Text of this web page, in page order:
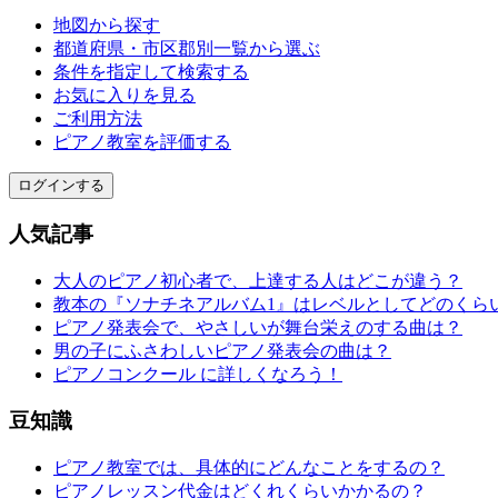
地図から探す
都道府県・市区郡別一覧から選ぶ
条件を指定して検索する
お気に入りを見る
ご利用方法
ピアノ教室を評価する
ログインする
人気記事
大人のピアノ初心者で、上達する人はどこが違う？
教本の『ソナチネアルバム1』はレベルとしてどのくら
ピアノ発表会で、やさしいが舞台栄えのする曲は？
男の子にふさわしいピアノ発表会の曲は？
ピアノコンクール に詳しくなろう！
豆知識
ピアノ教室では、具体的にどんなことをするの？
ピアノレッスン代金はどくれくらいかかるの？